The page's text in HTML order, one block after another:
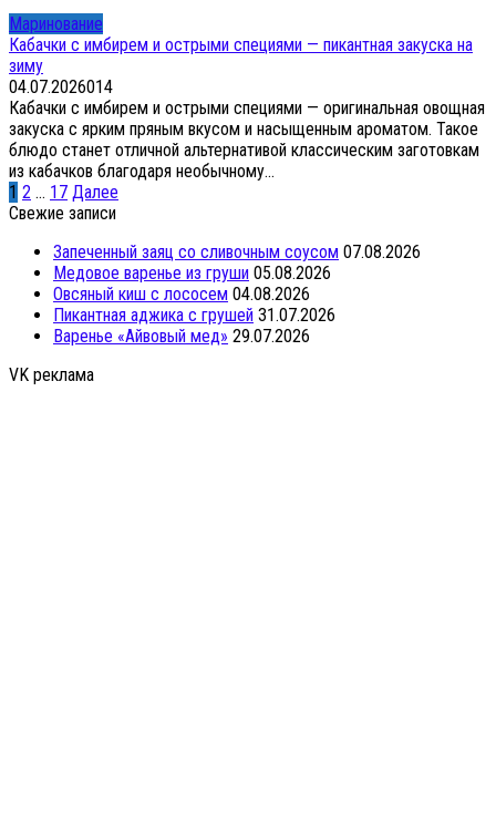
Маринование
Кабачки с имбирем и острыми специями — пикантная закуска на
зиму
04.07.2026014
Кабачки с имбирем и острыми специями — оригинальная овощная
закуска с ярким пряным вкусом и насыщенным ароматом. Такое
блюдо станет отличной альтернативой классическим заготовкам
из кабачков благодаря необычному...
Пагинация
записей
1 2 … 17 Далее
Свежие записи
Запеченный заяц со сливочным соусом 07.08.2026
Медовое варенье из груши 05.08.2026
Овсяный киш с лососем 04.08.2026
Пикантная аджика с грушей 31.07.2026
Варенье «Айвовый мед» 29.07.2026
VK реклама